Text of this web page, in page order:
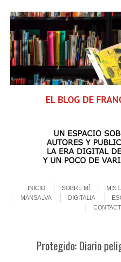
EL BLOG DE
MenuINICIO
SOBRE MÍ MIS
MANSALVA
DIGITALIA
Protegido: Diario